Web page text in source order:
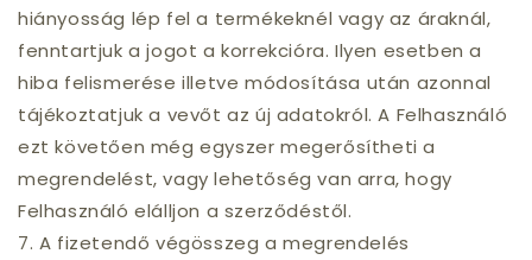
hiányosság lép fel a termékeknél vagy az áraknál,
fenntartjuk a jogot a korrekcióra. Ilyen esetben a
hiba felismerése illetve módosítása után azonnal
tájékoztatjuk a vevőt az új adatokról. A Felhasználó
ezt követően még egyszer megerősítheti a
megrendelést, vagy lehetőség van arra, hogy
Felhasználó elálljon a szerződéstől.
7. A fizetendő végösszeg a megrendelés